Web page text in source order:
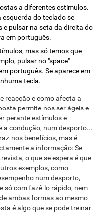
a diferentes estímulos.
esquerda do teclado se
e pulsar na seta da direita do
em português.
mas só temos que
pulsar no "space"
português. Se aparece em
tecla.
reacção e como afecta a
permite-nos ser ágeis e
perante estímulos e
a condução, num desporto...
nos benefícios, mas é
a informação: Se
o que se espera é que
exemplos, como
num desporto,
só com fazê-lo rápido, nem
ambas formas ao mesmo
é algo que se pode treinar